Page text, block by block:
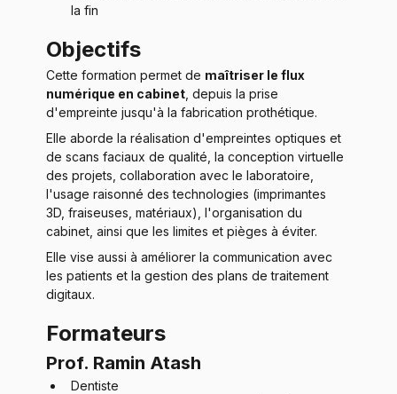
la fin
Objectifs
Cette formation permet de maîtriser le flux
numérique en cabinet , depuis la prise
d'empreinte jusqu'à la fabrication prothétique.
Elle aborde la réalisation d'empreintes optiques et
de scans faciaux de qualité, la conception virtuelle
des projets, collaboration avec le laboratoire,
l'usage raisonné des technologies (imprimantes
3D, fraiseuses, matériaux), l'organisation du
cabinet, ainsi que les limites et pièges à éviter.
Elle vise aussi à améliorer la communication avec
les patients et la gestion des plans de traitement
digitaux.
Formateurs
Prof. Ramin Atash
Dentiste